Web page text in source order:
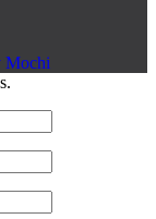
Mochi